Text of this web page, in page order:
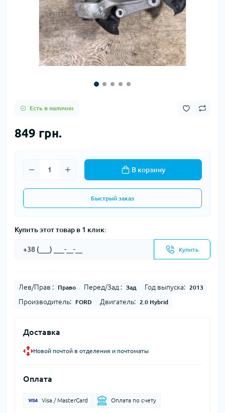
Есть в наличии
849 грн.
В корзину
Быстрый заказ
Купить этот товар в 1 клик:
Купить
Лев/Прав : Право Перед/Зад : Зад Год выпуска: 2013
Производитель: FORD Двигатель: 2.0 Hybrid
Доставка
Новой почтой в отделения и почтоматы
Оплата
Visa / MasterCard Оплата по счету